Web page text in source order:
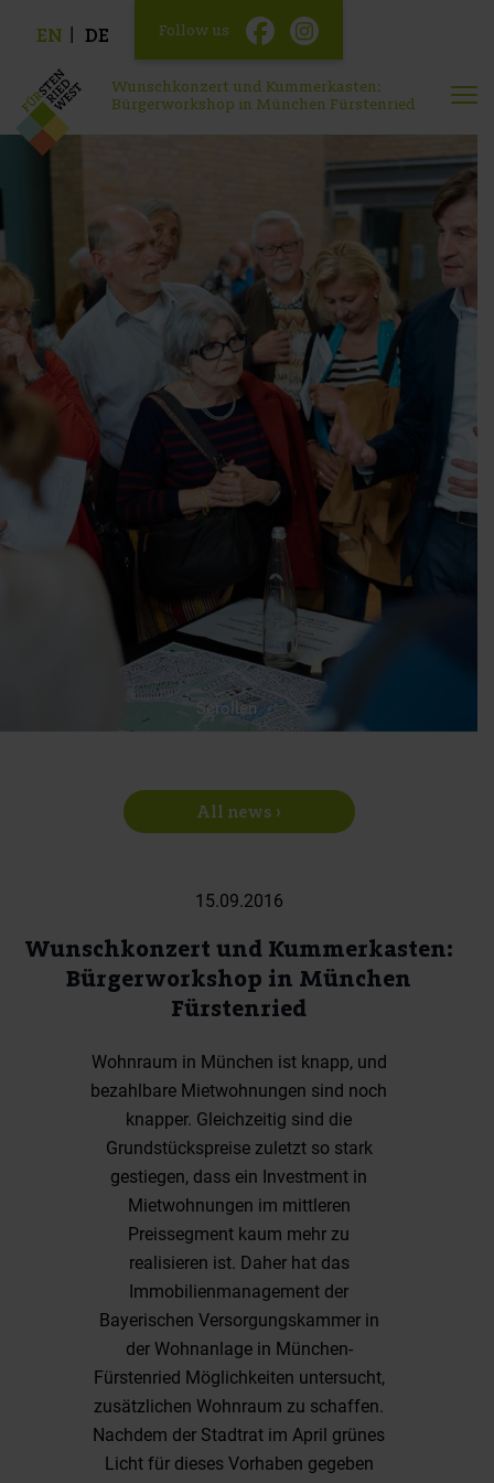
EN DE Follow us
Wunschkonzert und Kummerkasten:
Bürgerworkshop in München Fürstenried
Scrollen
All news ›
15.09.2016
Wunschkonzert und Kummerkasten:
Bürgerworkshop in München
Fürstenried
Wohnraum in München ist knapp, und
bezahlbare Mietwohnungen sind noch
knapper. Gleichzeitig sind die
Grundstückspreise zuletzt so stark
gestiegen, dass ein Investment in
Mietwohnungen im mittleren
Preissegment kaum mehr zu
realisieren ist. Daher hat das
Immobilienmanagement der
Bayerischen Versorgungskammer in
der Wohnanlage in München-
Fürstenried Möglichkeiten untersucht,
zusätzlichen Wohnraum zu schaffen.
Nachdem der Stadtrat im April grünes
Licht für dieses Vorhaben gegeben